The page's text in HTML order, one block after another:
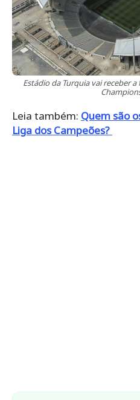
Estádio da Turquia vai receber
Leia também: Quem são
Liga dos Campeões?